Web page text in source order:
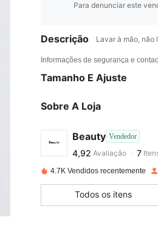
Para denunciar este
Descrição Lavar à mão, não
Informações de segurança e
Tamanho E Ajuste
Sobre A Loja
Beauty Vendedor
4,92
4,92
7
4,92 Avaliação 7
m***c
4,92 7
4,92
7
4,92
7
4.7K Vendidos recentemente
Todos os itens